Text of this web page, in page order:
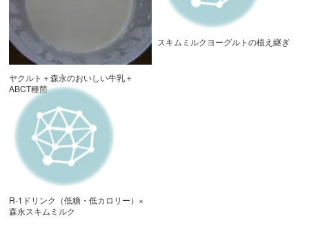
ヤクルト＋森永のおいしい牛乳＋
ABCT種菌
スキムミルクヨーグルトの植え継ぎ
R-1ドリンク（低糖・低カロリー）×
森永スキムミルク